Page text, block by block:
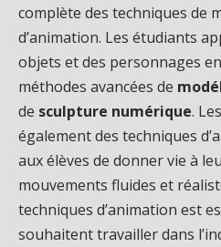
complète des techniques de
d’animation. Les étudiants
objets et des personnages
méthodes avancées de
de sculpture numérique.
également des techniques
aux élèves de donner vie à
mouvements fluides et
techniques d’animation est
souhaitent travailler dans